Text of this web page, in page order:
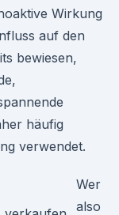
Wirkung
auf den
bewiesen,
häufig
verwendet.
Wer
also